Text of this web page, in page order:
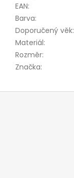
EAN:
Barva:
Doporučený věk:
Materiál:
Rozměr:
Značka:
Z